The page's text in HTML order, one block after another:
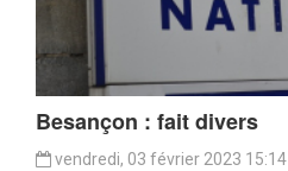
Besançon : fait divers
vendredi, 03 février 2023 15:14